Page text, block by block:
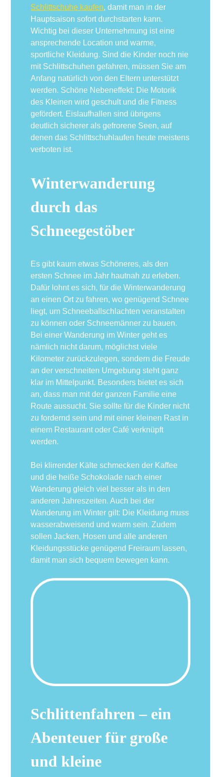
Schlittschuhe kaufen, damit man in der
Hauptsaison sofort durchstarten kann.
Wichtig bei dieser Unternehmung ist eine
ansprechende Location und warme,
sportliche Kleidung. Sind die Kinder noch nie
mit Schlittschuhen gefahren, müssen Sie am
Anfang natürlich von den Eltern unterstützt
werden. Schöne Nebeneffekt: Die Motorik
des Kleinen wird geschult und die Fitness
gefördert. Eislaufhallen sind übrigens
deutlich sicherer als gefrorene Seen, auf
denen das Schlittschuhlaufen heute meistens
verboten ist.
Winterwanderung
durch das
Schneegestöber
Es gibt kaum etwas Schöneres, als den
ersten Schnee im Jahr hautnah zu erleben.
Dafür lohnt es sich, für die Winterwanderung
an einen Ort zu fahren, wo genügend Schnee
liegt, um Schneeballschlachten veranstalten
zu können oder Schneemänner zu bauen.
Bei einer Wanderung im Winter geht es
nämlich nicht darum, möglichst viele
Kilometer zurückzulegen, sondern die Freude
an der verschneiten Umgebung steht ganz
klar im Mittelpunkt. Besonders bietet es sich
an, dass man mit der ganzen Familie eine
Route aussucht. Sie sollte für die Kinder nicht
zu fordernd sein und mit einer kleinen Rast in
einem Restaurant oder Café verknüpft
werden.
Bei klirrender Kälte schmecken der Kaffee
und die heiße Schokolade nach einer
Wanderung gleich viel besser als in den
anderen Jahreszeiten. Auch bei der
Wanderung im Winter gilt: Die Kleidung muss
wasserabweisend und warm sein. Zudem
sollen Jacken, Hosen und alle anderen
Kleidungsstücke genügend Freiraum lassen,
damit man sich bequem bewegen kann.
Schlittenfahren – ein
Abenteuer für große
und kleine